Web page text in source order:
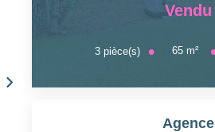
Vendu
3 pièce(s) 65 m²
Agence